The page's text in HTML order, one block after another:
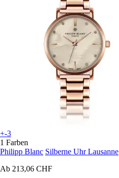
+-3
1 Farben
Philipp Blanc Silberne Uhr Lausanne
Ab 213,06 CHF